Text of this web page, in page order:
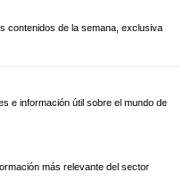
contenidos de la semana, exclusiva
e información útil sobre el mundo de
más relevante del sector